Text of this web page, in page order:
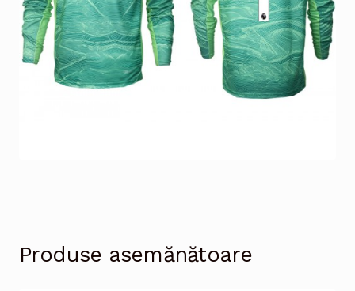
Produse asemănătoare